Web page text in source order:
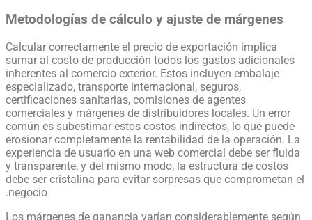
Metodologías de cálculo y ajuste de márgenes
Calcular correctamente el precio de exportación implica
sumar al costo de producción todos los gastos adicionales
inherentes al comercio exterior. Estos incluyen embalaje
especializado, transporte internacional, seguros,
certificaciones sanitarias, comisiones de agentes
comerciales y márgenes de distribuidores locales. Un error
común es subestimar estos costos indirectos, lo que puede
erosionar completamente la rentabilidad de la operación. La
experiencia de usuario en una web comercial debe ser fluida
y transparente, y del mismo modo, la estructura de costos
debe ser cristalina para evitar sorpresas que comprometan el
negocio.
Los márgenes de ganancia varían considerablemente según